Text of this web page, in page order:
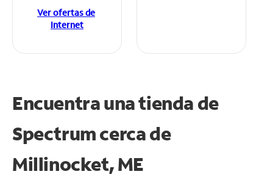
Ver ofertas de
Internet
Encuentra una tienda de
Spectrumcerca de
Millinocket, ME